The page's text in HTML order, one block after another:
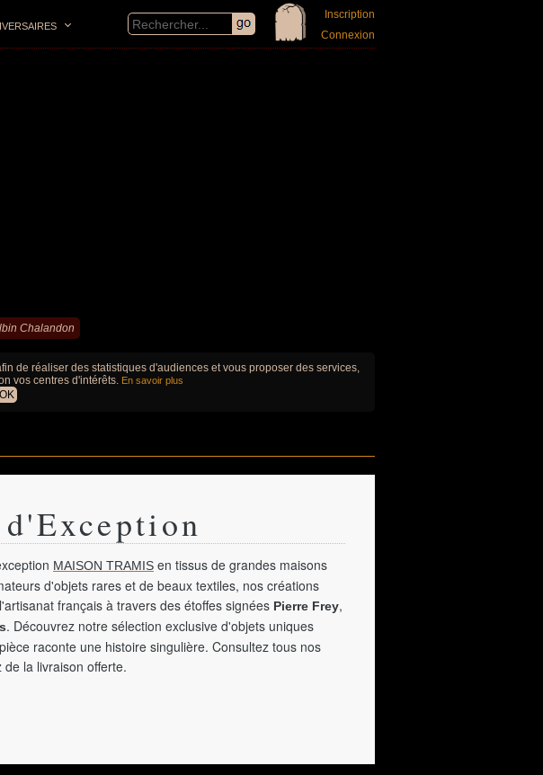
Inscription
Connexion
Chalandon
de réaliser des statistiques d'audiences et vous proposer des services,
vos centres d'intérêts. En savoir plus
OK
MAISON TRAMIS en tissus de grandes maisons
d'objets rares et de beaux textiles, nos créations
français à travers des étoffes signées Pierre Frey,
. Découvrez notre sélection exclusive d'objets uniques
raconte une histoire singulière. Consultez tous nos
de la livraison offerte.